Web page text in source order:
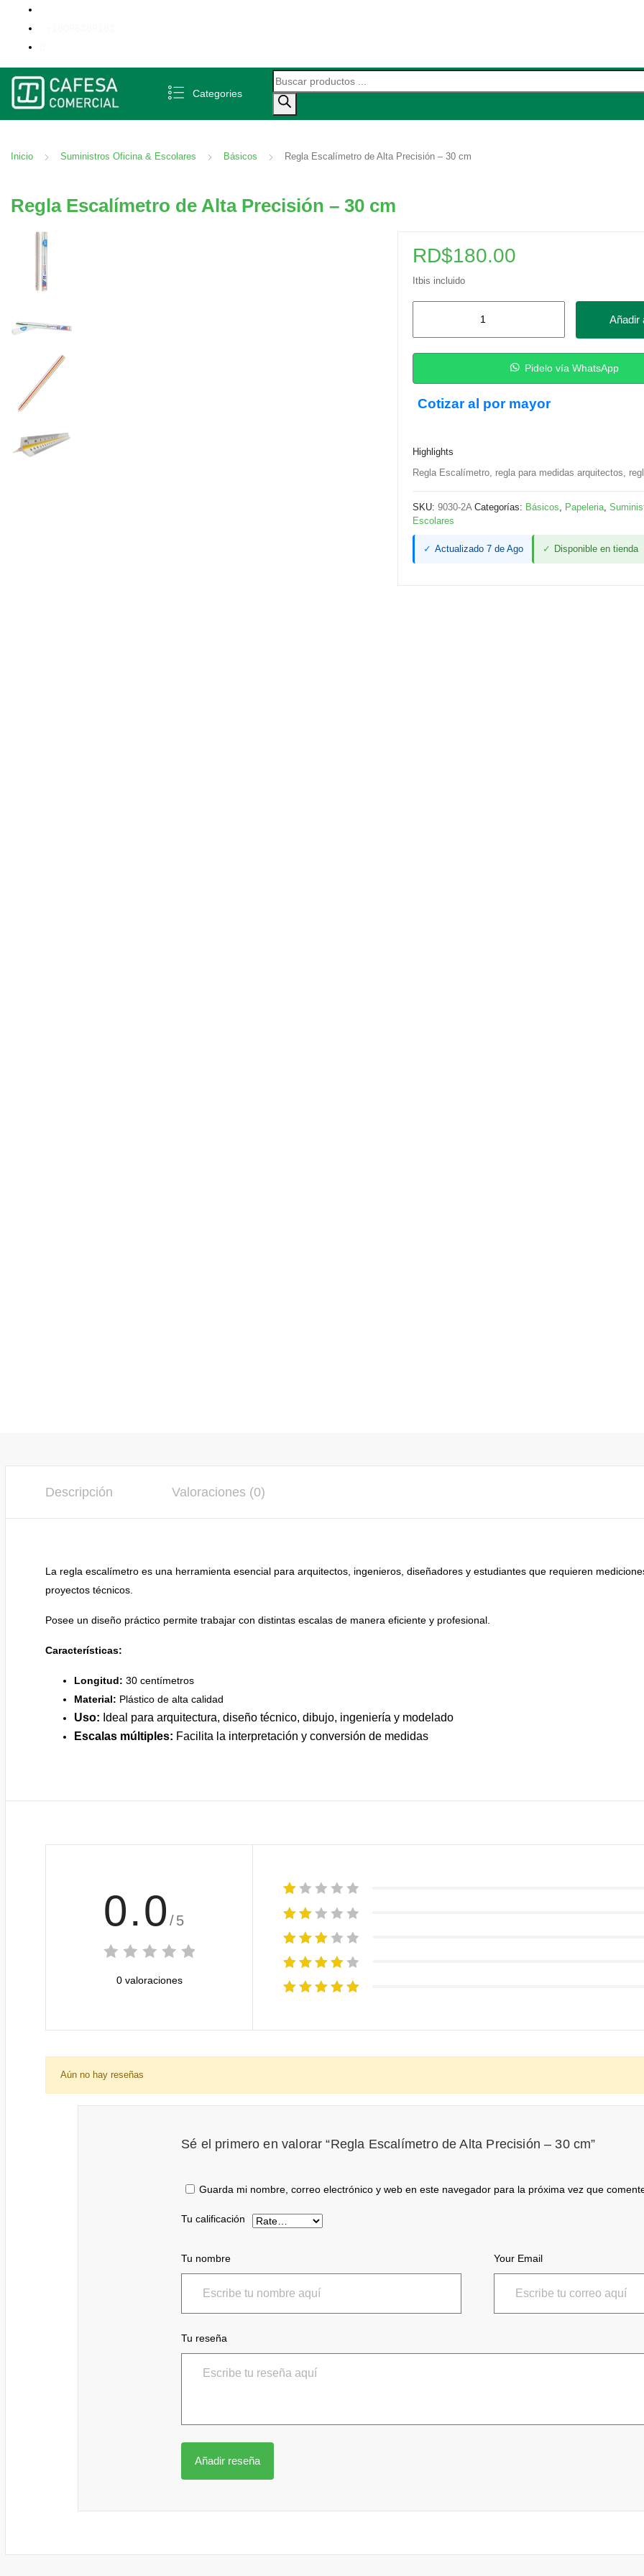
Categories
Búsqueda de productos
Inicio Suministros Oficina & Escolares Básicos Regla Escalímetro de Alta Precisión – 30 cm
Regla Escalímetro de Alta Precisión – 30 cm
RD$180.00
Itbis incluido
Precisión
cantidad
Añadir
Pidelo vía WhatsApp
Cotizar al por mayor
Highlights
Regla Escalímetro, regla para medidas arquitectos,
SKU: 9030-2A Categorías: Básicos, Papeleria,
Escolares
✓ Actualizado 7 de Ago ✓ Disponible en tienda
Descripción Valoraciones (0)
La regla escalímetro es una herramienta esencial para arquitectos, ingenieros, diseñadores y estudiantes que requieren
proyectos técnicos.
Posee un diseño práctico permite trabajar con distintas escalas de manera eficiente y profesional.
Características:
Longitud: 30 centímetros
Material: Plástico de alta calidad
Uso: Ideal para arquitectura, diseño técnico, dibujo, ingeniería y modelado
Escalas múltiples: Facilita la interpretación y conversión de medidas
0.0 /5
0 valoraciones
Aún no hay reseñas
Sé el primero en valorar “Regla Escalímetro de Alta Precisión – 30 cm”
Tu nombre Your Email
Guarda mi nombre, correo electrónico y web en este navegador para la próxima vez que
Tu calificación
Tu reseña